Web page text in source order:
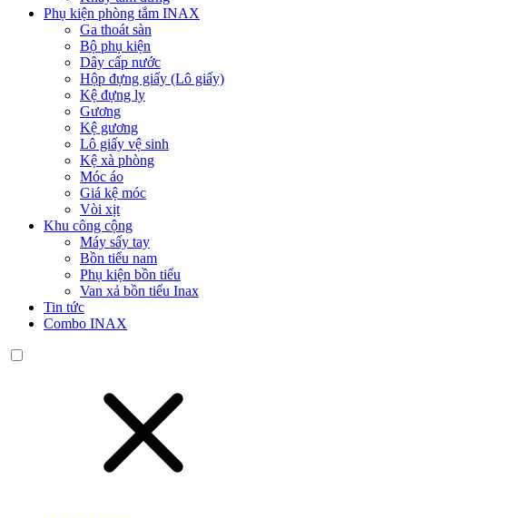
Phụ kiện phòng tắm INAX
Ga thoát sàn
Bộ phụ kiện
Dây cấp nước
Hộp đựng giấy (Lô giấy)
Kệ đựng ly
Gương
Kệ gương
Lô giấy vệ sinh
Kệ xà phòng
Móc áo
Giá kệ móc
Vòi xịt
Khu công cộng
Máy sấy tay
Bồn tiểu nam
Phụ kiện bồn tiểu
Van xả bồn tiểu Inax
Tin tức
Combo INAX